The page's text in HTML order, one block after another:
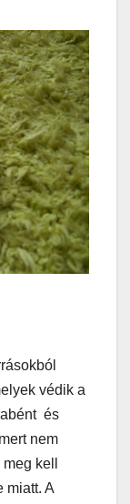
védik a
és
nem
kell
miatt. A